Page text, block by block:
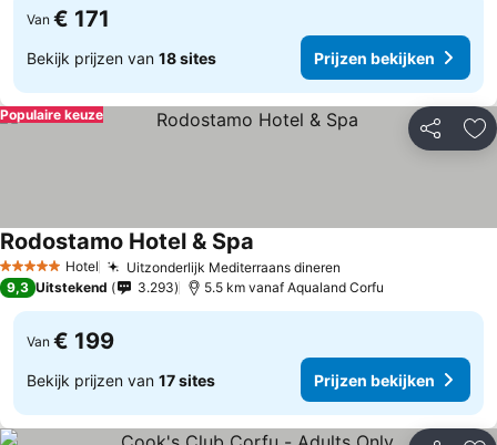
Van € 171
Bekijk prijzen van 18 sites Prijzen bekijken
Delen
Populaire keuze
5 Sterren Hotel Uitzonderlijk Mediterraans dineren
Rodostamo Hotel & Spa
9,3 Uitstekend 3.293 5.5 km vanaf Aqualand Corfu
Van € 199
Bekijk prijzen van 17 sites Prijzen bekijken